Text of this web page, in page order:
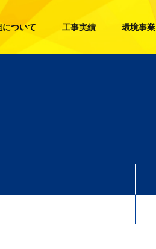
ついて 工事実績 環境事業